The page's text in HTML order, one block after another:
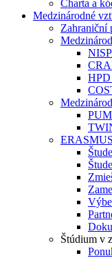
Charta a
Medzinárodné
Zahraniční
ERASMUS
Štúdium v